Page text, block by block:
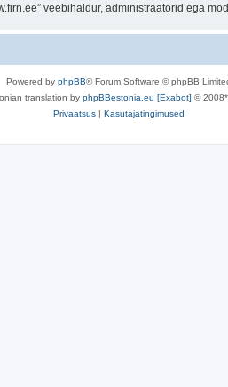
veebihaldur, administraatorid ega
Powered by phpBB® Forum Software © phpBB
translation by phpBBestonia.eu [Exabot] ©
Privaatsus | Kasutajatingimused